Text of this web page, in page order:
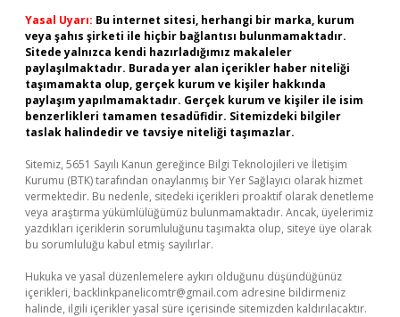
Yasal Uyarı: Bu internet sitesi, herhangi bir marka, kurum
veya şahıs şirketi ile hiçbir bağlantısı bulunmamaktadır.
Sitede yalnızca kendi hazırladığımız makaleler
paylaşılmaktadır. Burada yer alan içerikler haber niteliği
taşımamakta olup, gerçek kurum ve kişiler hakkında
paylaşım yapılmamaktadır. Gerçek kurum ve kişiler ile isim
benzerlikleri tamamen tesadüfidir. Sitemizdeki bilgiler
taslak halindedir ve tavsiye niteliği taşımazlar.
Sitemiz, 5651 Sayılı Kanun gereğince Bilgi Teknolojileri ve İletişim
Kurumu (BTK) tarafından onaylanmış bir Yer Sağlayıcı olarak hizmet
vermektedir. Bu nedenle, sitedeki içerikleri proaktif olarak denetleme
veya araştırma yükümlülüğümüz bulunmamaktadır. Ancak, üyelerimiz
yazdıkları içeriklerin sorumluluğunu taşımakta olup, siteye üye olarak
bu sorumluluğu kabul etmiş sayılırlar.
Hukuka ve yasal düzenlemelere aykırı olduğunu düşündüğünüz
içerikleri, backlinkpanelicomtr@gmail.com adresine bildirmeniz
halinde, ilgili içerikler yasal süre içerisinde sitemizden kaldırılacaktır.